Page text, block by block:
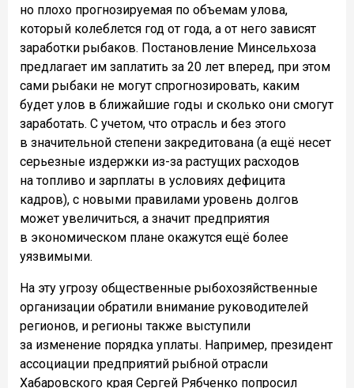
но плохо прогнозируемая по объемам улова,
который колеблется год от года, а от него зависят
заработки рыбаков. Постановление Минсельхоза
предлагает им заплатить за 20 лет вперед, при этом
сами рыбаки не могут спрогнозировать, каким
будет улов в ближайшие годы и сколько они смогут
заработать. С учетом, что отрасль и без этого
в значительной степени закредитована (а ещё несет
серьезные издержки из-за растущих расходов
на топливо и зарплаты в условиях дефицита
кадров), с новыми правилами уровень долгов
может увеличиться, а значит предприятия
в экономическом плане окажутся ещё более
уязвимыми.
На эту угрозу общественные рыбохозяйственные
организации обратили внимание руководителей
регионов, и регионы также выступили
за изменение порядка уплаты. Например, президент
ассоциации предприятий рыбной отрасли
Хабаровского края Сергей Рябченко попросил